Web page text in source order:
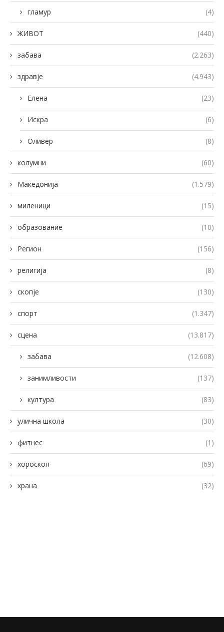
гламур (4)
ЖИВОТ (440)
забава (2.263)
здравје (4.943)
Елена (23)
Искра (6)
Оливер (8)
колумни (60)
Македонија (1.579)
миленици (15)
образование (10)
Регион (156)
религија (8)
скопје (130)
спорт (1.347)
сцена (13.817)
забава (12.608)
занимливости (137)
култура (83)
улична школа (30)
фитнес (1)
хороскоп (69)
храна (32)